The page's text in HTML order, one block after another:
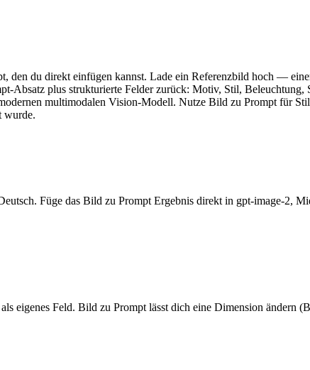
du direkt einfügen kannst. Lade ein Referenzbild hoch —
Absatz plus strukturierte Felder zurück: Motiv, Stil,
multimodalen Vision-Modell. Nutze Bild zu Prompt für
wurde.
Füge das Bild zu Prompt Ergebnis direkt in gpt-image-
Feld. Bild zu Prompt lässt dich eine Dimension ändern